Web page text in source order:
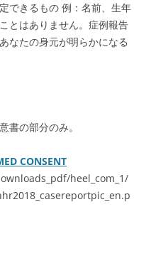
できるもの 例：名前、生年
とはありません。症例報告
なたの身元が明らかになる
書の部分のみ。
CONSENT
heel_com_1/